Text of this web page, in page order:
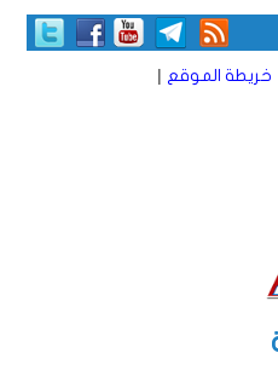
خريطة الموقع |